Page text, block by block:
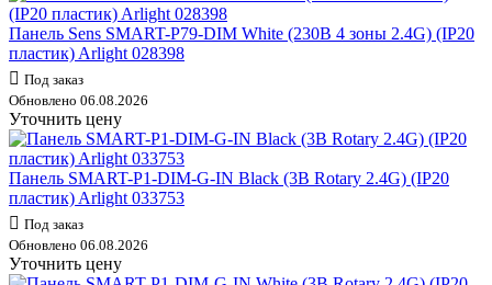
Панель Sens SMART-P79-DIM White (230В 4 зоны 2.4G) (IP20
пластик) Arlight 028398
Под заказ
Обновлено 06.08.2026
Уточнить цену
Панель SMART-P1-DIM-G-IN Black (3В Rotary 2.4G) (IP20
пластик) Arlight 033753
Под заказ
Обновлено 06.08.2026
Уточнить цену